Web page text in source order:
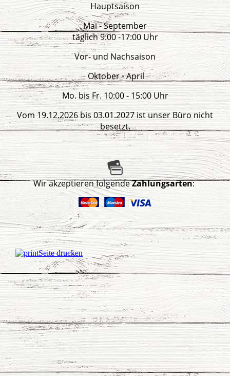
Hauptsaison
Mai - September
täglich 9:00 -17:00 Uhr
Vor- und Nachsaison
Oktober - April
Mo. bis Fr. 10:00 - 15:00 Uhr
Vom 19.12.2026 bis 03.01.2027 ist unser Büro nicht
besetzt.
Wir akzeptieren folgendeZahlungsarten:
Seite drucken